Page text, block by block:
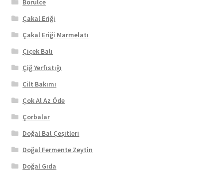
Börülce
Çakal Eriği
Çakal Eriği Marmelatı
Çiçek Balı
Çiğ Yerfıstığı
Cilt Bakımı
Çok Al Az Öde
Çorbalar
Doğal Bal Çeşitleri
Doğal Fermente Zeytin
Doğal Gıda